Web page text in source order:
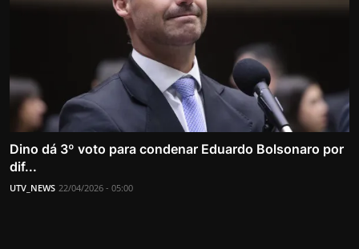
Dino dá 3º voto para condenar Eduardo Bolsonaro por
dif...
UTV_NEWS 22/04/2026 - 05:00